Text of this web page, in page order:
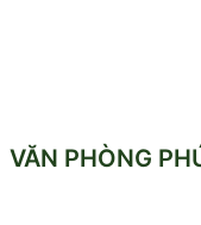
VĂN PHÒNG